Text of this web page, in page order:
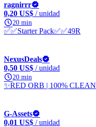
ragnirrr
0,20 US$ / unidad
20 min
✅✅Starter Pack✅✅49R
NexusDeals
0,50 US$ / unidad
20 min
✨RED ORB | 100% CLEAN
G-Assets
0,01 US$ / unidad